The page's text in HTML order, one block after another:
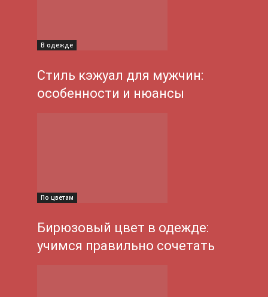
В одежде
Стиль кэжуал для мужчин:
особенности и нюансы
По цветам
Бирюзовый цвет в одежде:
учимся правильно сочетать